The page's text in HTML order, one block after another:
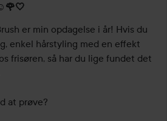
er min opdagelse i år! Hvis du
enkel hårstyling med en effekt
frisøren, så har du lige fundet det
at prøve?